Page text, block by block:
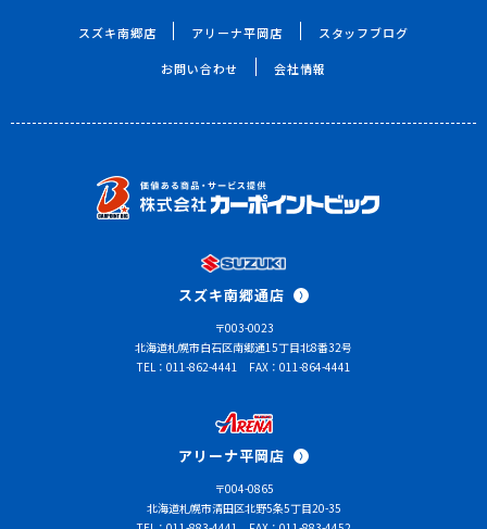
スズキ南郷店 アリーナ平岡店 スタッフブログ
お問い合わせ 会社情報
スズキ南郷通店
〒003-0023
北海道札幌市白石区南郷通15丁目北8番32号
TEL：011-862-4441
FAX：011-864-4441
アリーナ平岡店
〒004-0865
北海道札幌市清田区北野5条5丁目20-35